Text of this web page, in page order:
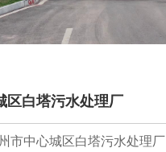
区白塔污水处理厂
市中心城区白塔污水处理厂